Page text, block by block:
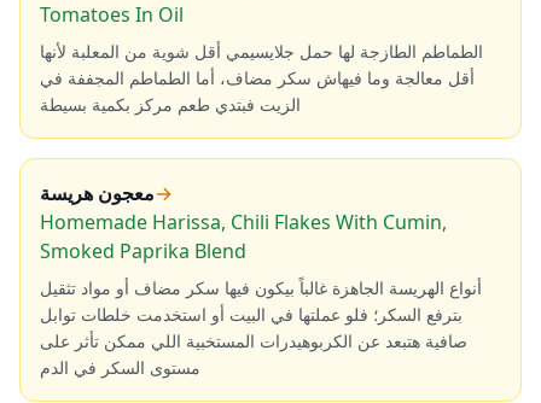
Tomatoes In Oil
الطماطم الطازجة لها حمل جلايسيمي أقل شوية من المعلبة لأنها
أقل معالجة وما فيهاش سكر مضاف، أما الطماطم المجففة في
الزيت فبتدي طعم مركز بكمية بسيطة
معجون هريسة→
Homemade Harissa, Chili Flakes With Cumin,
Smoked Paprika Blend
أنواع الهريسة الجاهزة غالباً بيكون فيها سكر مضاف أو مواد تثقيل
بترفع السكر؛ فلو عملتها في البيت أو استخدمت خلطات توابل
صافية هتبعد عن الكربوهيدرات المستخبية اللي ممكن تأثر على
مستوى السكر في الدم